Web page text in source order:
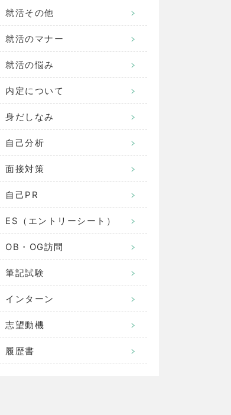
就活その他
就活のマナー
就活の悩み
内定について
身だしなみ
自己分析
面接対策
自己PR
ES（エントリーシート）
OB・OG訪問
筆記試験
インターン
志望動機
履歴書